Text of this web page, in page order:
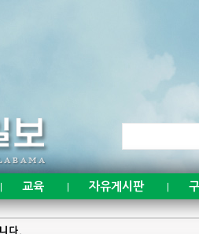
교육 자유게시판